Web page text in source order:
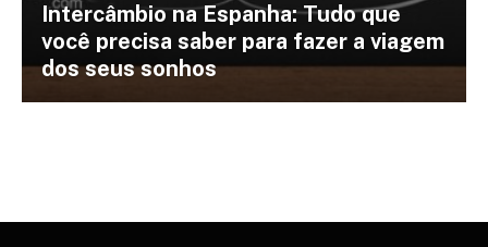
Intercâmbio na Espanha: Tudo que
você precisa saber para fazer a viagem
dos seus sonhos